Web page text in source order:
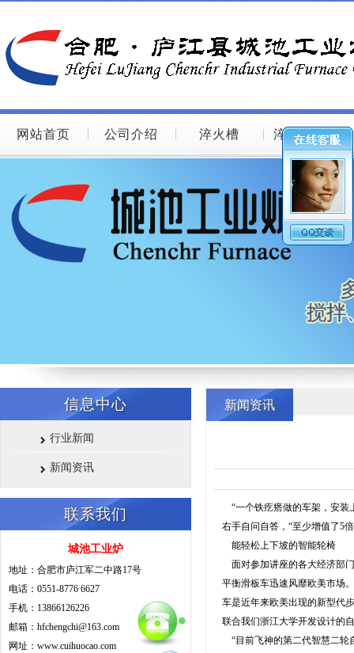
网站首页 公司介绍 淬火槽 淬火槽图片
信息中心
行业新闻
新闻资讯
联系我们
城池工业炉
地址：合肥市庐江军二中路17号
电话：0551-8776 6627
手机：13866126226
邮箱：hfchengchi@163.com
网址：www.cuihuocao.com
新闻资讯
“一个铁疙瘩做的车架，安装
右手自问自答，“至少增值了5
能轻松上下坡的智能轮椅
面对参加讲座的各大经济部
平衡滑板车迅速风靡欧美市场
车是近年来欧美出现的新型代
联合我们浙江大学开发设计的
“目前飞神的第二代智慧二轮